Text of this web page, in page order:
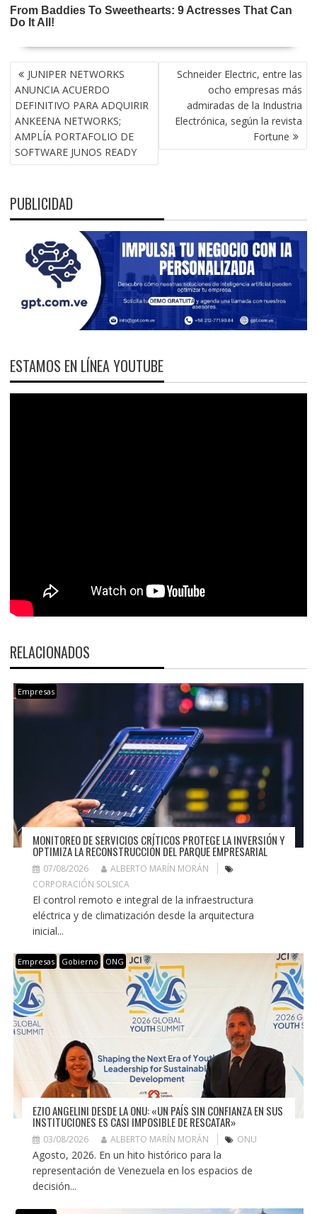
NAVEGACIÓN
DE
ENTRADAS
JUNIPER NETWORKS
ANUNCIA ACUERDO
DEFINITIVO PARA ADQUIRIR
ANKEENA NETWORKS;
AMPLÍA PORTAFOLIO DE
SOFTWARE JUNOS READY
Schneider Electric, entre las
ocho empresas más
admiradas de la Industria
Electrónica, según la revista
Fortune
PUBLICIDAD
ESTAMOS EN LÍNEA YOUTUBE
RELACIONADOS
Empresas
MONITOREO DE SERVICIOS CRÍTICOS PROTEGE LA INVERSIÓN Y
OPTIMIZA LA RECONSTRUCCIÓN DEL PARQUE EMPRESARIAL
07/08/2026
ALBERTO MARÍN MORÁN
CORPORACIÓN SOLSICA
El control remoto e integral de la infraestructura
eléctrica y de climatización desde la arquitectura
inicial...
Empresas Gobierno ONG
EZIO ANGELINI DESDE LA ONU: «UN PAÍS SIN CONFIANZA EN SUS
INSTITUCIONES ES CASI IMPOSIBLE DE RESCATAR»
03/08/2026 ALBERTO MARÍN MORÁN ONU
Agosto, 2026. En un hito histórico para la
representación de Venezuela en los espacios de
decisión...